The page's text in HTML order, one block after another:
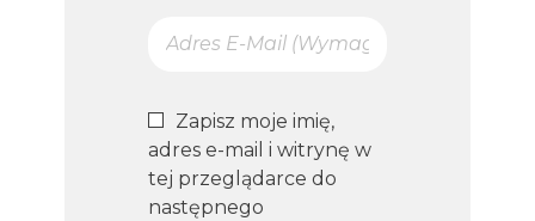
Zapisz moje imię,
adres e-mail i witrynę w
tej przeglądarce do
następnego